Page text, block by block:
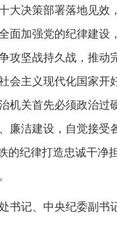
大决策部署落地见效
面加强党的纪律建设
攻坚战持久战，推动
会主义现代化国家开
机关首先必须政治过
廉洁建设，自觉接受
的纪律打造忠诚干净
书记、中央纪委副书